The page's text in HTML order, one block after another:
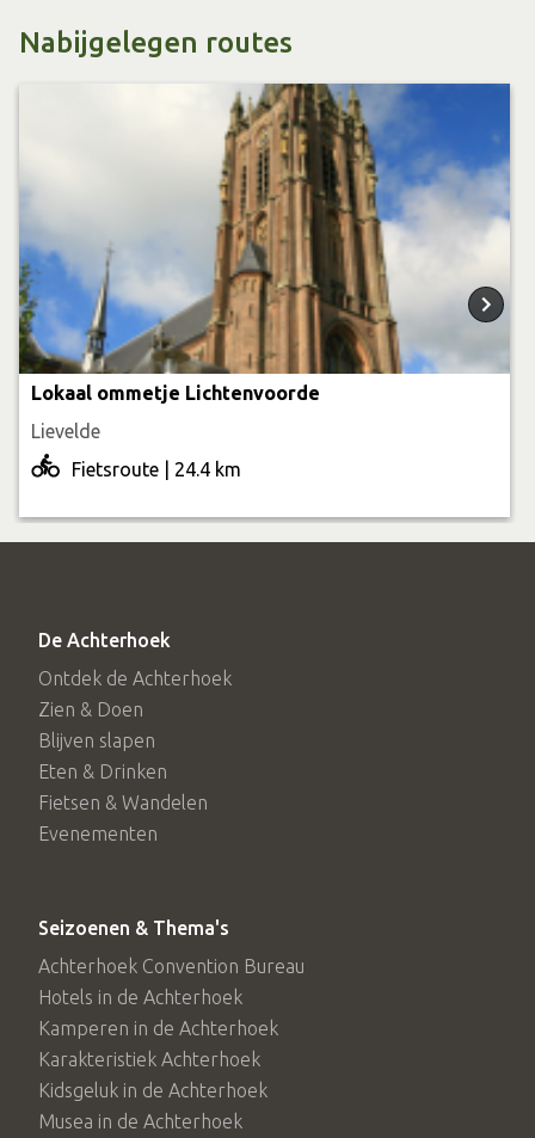
Nabijgelegen routes
Lokaal ommetje Lichtenvoorde
Lievelde
Fietsroute | 24.4 km
De Achterhoek
Ontdek de Achterhoek
Zien & Doen
Blijven slapen
Eten & Drinken
Fietsen & Wandelen
Evenementen
Seizoenen & Thema's
Achterhoek Convention Bureau
Hotels in de Achterhoek
Kamperen in de Achterhoek
Karakteristiek Achterhoek
Kidsgeluk in de Achterhoek
Musea in de Achterhoek